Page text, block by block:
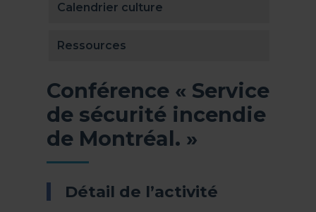
Calendrier culture
Ressources
Conférence « Service
de sécurité incendie
de Montréal. »
Détail de l’activité